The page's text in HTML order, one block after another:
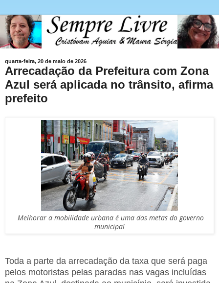
quarta-feira, 20 de maio de 2026
Arrecadação da Prefeitura com Zona
Azul será aplicada no trânsito, afirma
prefeito
Melhorar a mobilidade urbana é uma das metas do governo
municipal
Toda a parte da arrecadação da taxa que será paga
pelos motoristas pelas paradas nas vagas incluídas